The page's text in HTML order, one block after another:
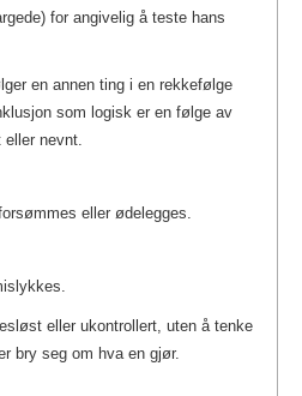
for angivelig å teste hans
en annen ting i en rekkefølge
som logisk er en følge av
nevnt.
eller ødelegges.
eller ukontrollert, uten å tenke
bry seg om hva en gjør.